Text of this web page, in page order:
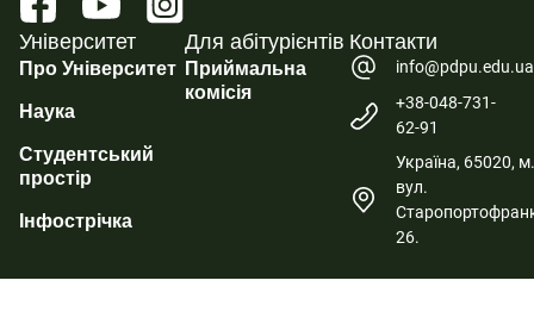
Університет
Про Університет
Наука
Студентський
простір
Інфострічка
Для абітурієнтів
Приймальна
комісія
Контакти
info@pdpu.edu.ua
+38-048-731-
62-91
Україна, 65020,
вул.
26.